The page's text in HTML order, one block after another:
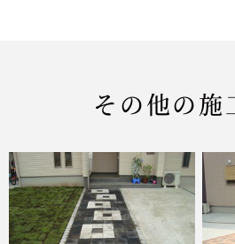
その他の施